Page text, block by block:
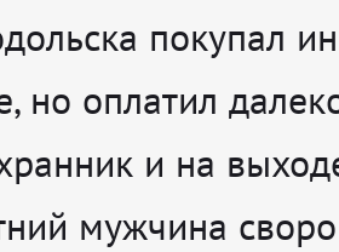
покупал
но оплатил
и на
мужчина